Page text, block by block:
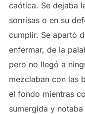
caótica. Se dejaba
sonrisas o en su
cumplir. Se apartó
enfermar, de la
pero no llegó a
mezclaban con las
el fondo mientras
sumergida y